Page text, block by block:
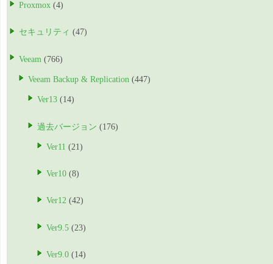
Proxmox (4)
セキュリティ (47)
Veeam (766)
Veeam Backup & Replication (447)
Ver13 (14)
過去バージョン (176)
Ver11 (21)
Ver10 (8)
Ver12 (42)
Ver9.5 (23)
Ver9.0 (14)